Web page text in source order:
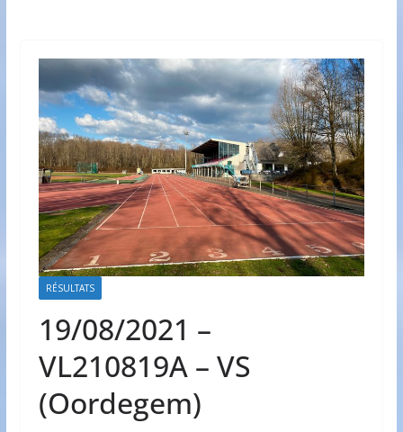
RÉSULTATS
19/08/2021 –
VL210819A – VS
(Oordegem)